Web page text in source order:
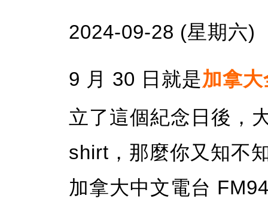
2024-09-28 (星期六)
9 月 30 日就是加拿
立了這個紀念日後，
shirt，那麼你又知不
加拿大中文電台